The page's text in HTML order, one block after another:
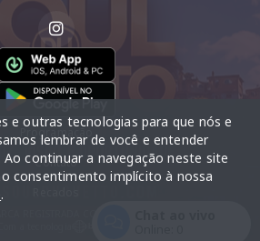
Programação
Contato
e outras tecnologias para que nós e
lembrar de você e entender
continuar a navegação neste site
consentimento implícito à nossa
.